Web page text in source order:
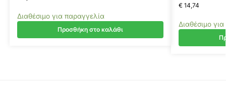
Διαθέσιμο για παραγγελία
Προσθήκη στο καλάθι
€14,74
Διαθέσιμο